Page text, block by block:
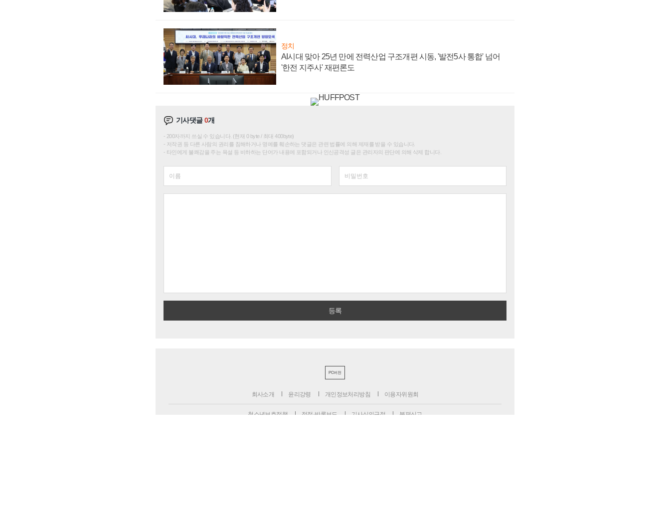
정치
AI시대 맞아 25년 만에 전력산업 구조개편 시동, '발전5사 통합' 넘어
'한전 지주사' 재편론도
기사댓글0개
200자까지 쓰실 수 있습니다. (현재 0 byte / 최대 400byte)
저작권 등 다른 사람의 권리를 침해하거나 명예를 훼손하는 댓글은 관련 법률에 의해 제재를 받을 수 있습니다.
타인에게 불쾌감을 주는 욕설 등 비하하는 단어가 내용에 포함되거나 인신공격성 글은 관리자의 판단에 의해 삭제 합니다.
PC버전
회사소개 윤리강령 개인정보처리방침 이용자위원회
청소년보호정책 정정·반론보도 기사심의규정 불편신고